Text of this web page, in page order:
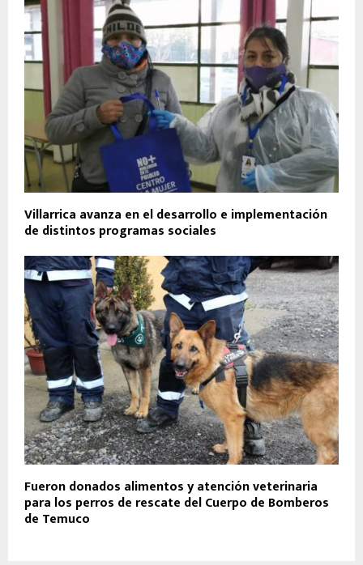
Villarrica avanza en el desarrollo e implementación
de distintos programas sociales
Fueron donados alimentos y atención veterinaria
para los perros de rescate del Cuerpo de Bomberos
de Temuco